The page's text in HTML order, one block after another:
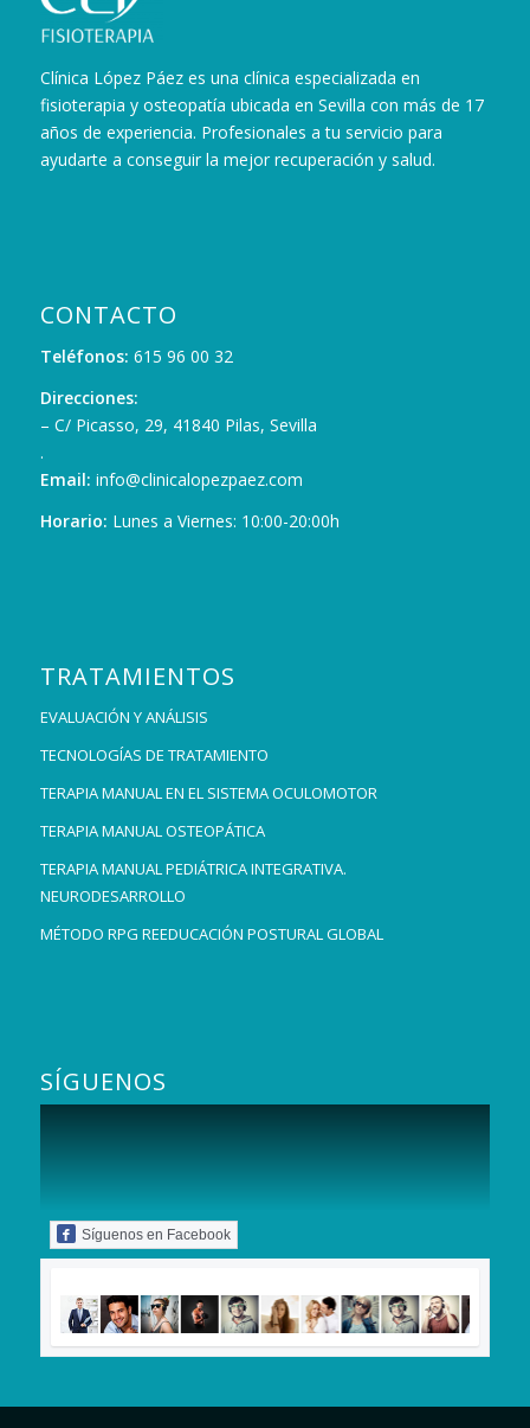
Clínica López Páez es una clínica especializada en
fisioterapia y osteopatía ubicada en Sevilla con más de 17
años de experiencia. Profesionales a tu servicio para
ayudarte a conseguir la mejor recuperación y salud.
CONTACTO
Teléfonos: 615 96 00 32
Direcciones:
– C/ Picasso, 29, 41840 Pilas, Sevilla
.
Email: info@clinicalopezpaez.com
Horario: Lunes a Viernes: 10:00-20:00h
TRATAMIENTOS
EVALUACIÓN Y ANÁLISIS
TECNOLOGÍAS DE TRATAMIENTO
TERAPIA MANUAL EN EL SISTEMA OCULOMOTOR
TERAPIA MANUAL OSTEOPÁTICA
TERAPIA MANUAL PEDIÁTRICA INTEGRATIVA.
NEURODESARROLLO
MÉTODO RPG REEDUCACIÓN POSTURAL GLOBAL
SÍGUENOS
Síguenos en Facebook